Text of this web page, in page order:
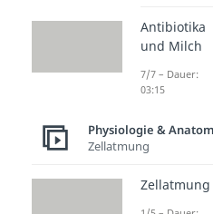
häufigste
Enzyme
Antibiotika
und Milch
7/7 – Dauer:
03:15
Physiologie &
Zellatmung
Zellatmung